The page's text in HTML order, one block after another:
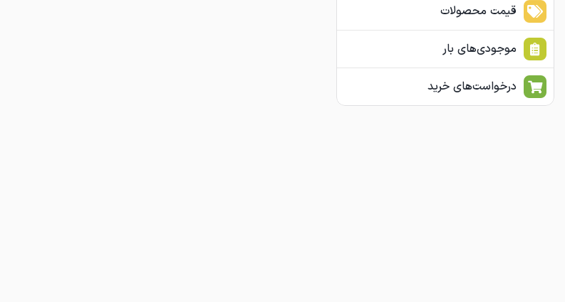
قیمت محصولات
موجودی‌های بار
درخواست‌های خرید